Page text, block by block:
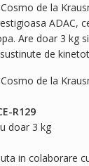
de la
ADAC,
Are doar 3 kg
de
de la
R129
doar 3 kg
in colaborare